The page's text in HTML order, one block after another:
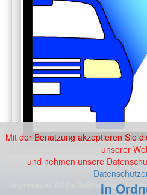
Datenschutz Login
Mit der Benutzung akzeptieren Sie
unserer
und nehmen unsere
In